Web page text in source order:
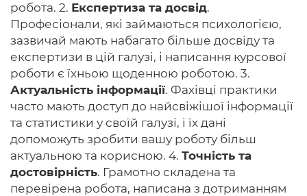
робота. 2. Експертиза та досвід.
Професіонали, які займаються психологією,
зазвичай мають набагато більше досвіду та
експертизи в цій галузі, і написання курсової
роботи є їхньою щоденною роботою. 3.
Актуальність інформації. Фахівці практики
часто мають доступ до найсвіжішої інформації
та статистики у своїй галузі, і їх дані
допоможуть зробити вашу роботу більш
актуальною та корисною. 4. Точність та
достовірність. Грамотно складена та
перевірена робота, написана з дотриманням